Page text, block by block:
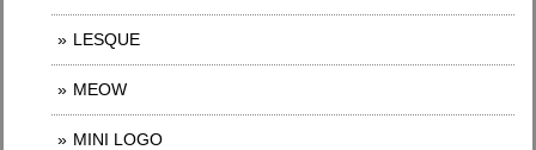
LESQUE
MEOW
MINI LOGO